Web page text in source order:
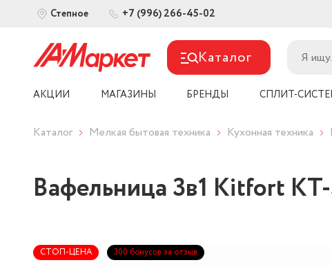
Степное +7 (996) 266-45-02
Каталог
АКЦИИ МАГАЗИНЫ БРЕНДЫ СПЛИТ-
Каталог Мелкая бытовая техника Кухонная техника
Вафельница 3в1 Kitfort
СТОП-ЦЕНА 300 бонусов за отзыв